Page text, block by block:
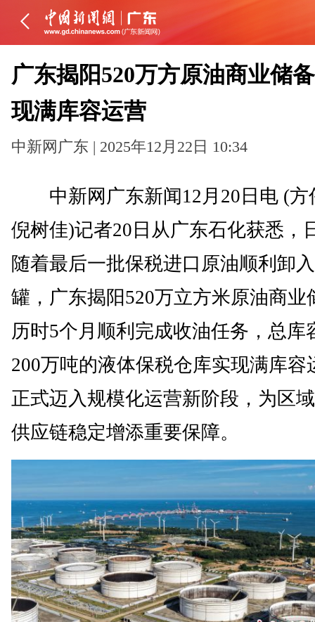
广东揭阳520万方原油商业储
现满库容运营
中新网广东 | 2025年12月22日 10:34
中新网广东新闻12月20日电 (方
倪树佳)记者20日从广东石化获悉，
随着最后一批保税进口原油顺利卸
罐，广东揭阳520万立方米原油商业
历时5个月顺利完成收油任务，总库
200万吨的液体保税仓库实现满库容
正式迈入规模化运营新阶段，为区
供应链稳定增添重要保障。